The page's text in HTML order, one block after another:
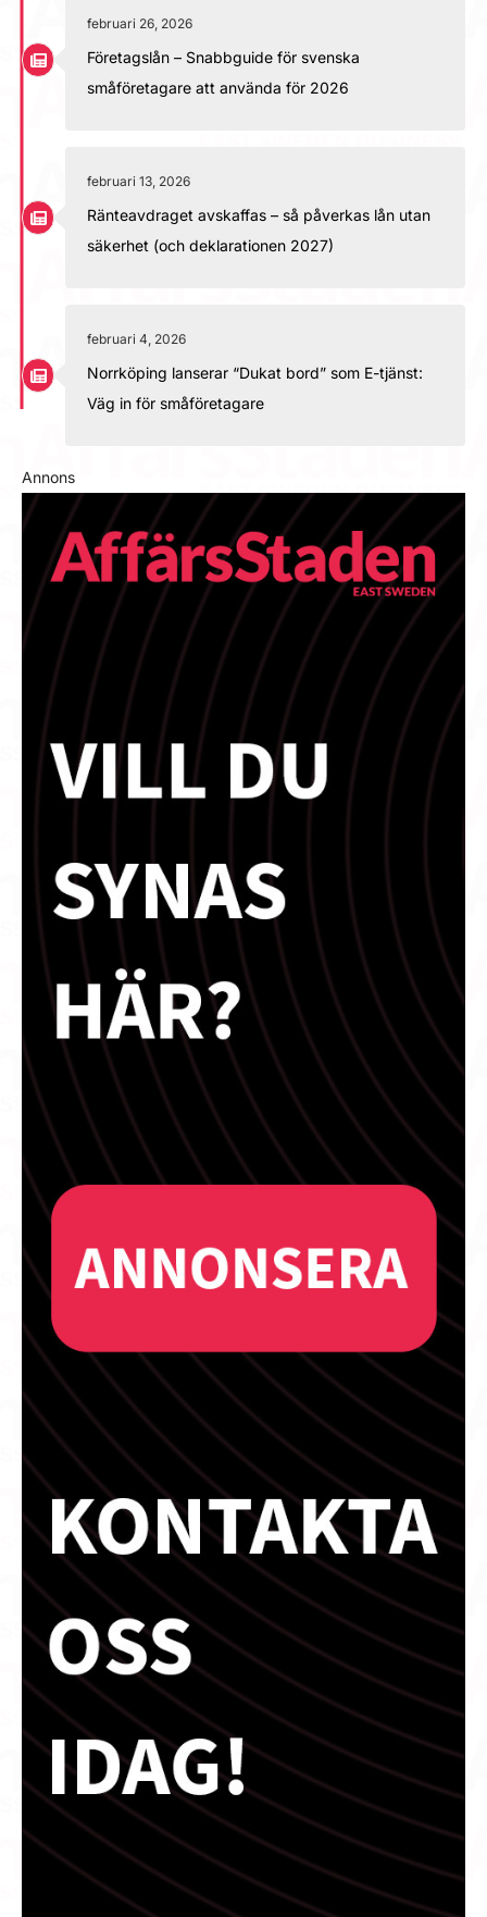
februari 26, 2026
Företagslån – Snabbguide för svenska
småföretagare att använda för 2026
februari 13, 2026
Ränteavdraget avskaffas – så påverkas lån utan
säkerhet (och deklarationen 2027)
februari 4, 2026
Norrköping lanserar “Dukat bord” som E-tjänst:
Väg in för småföretagare
Annons